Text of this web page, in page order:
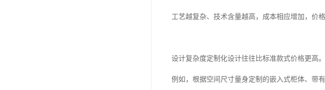
工艺越复杂、技术含量越高，成本相应增加，价格
设计复杂度定制化设计往往比标准款式价格更高。
例如，根据空间尺寸量身定制的嵌入式柜体、带